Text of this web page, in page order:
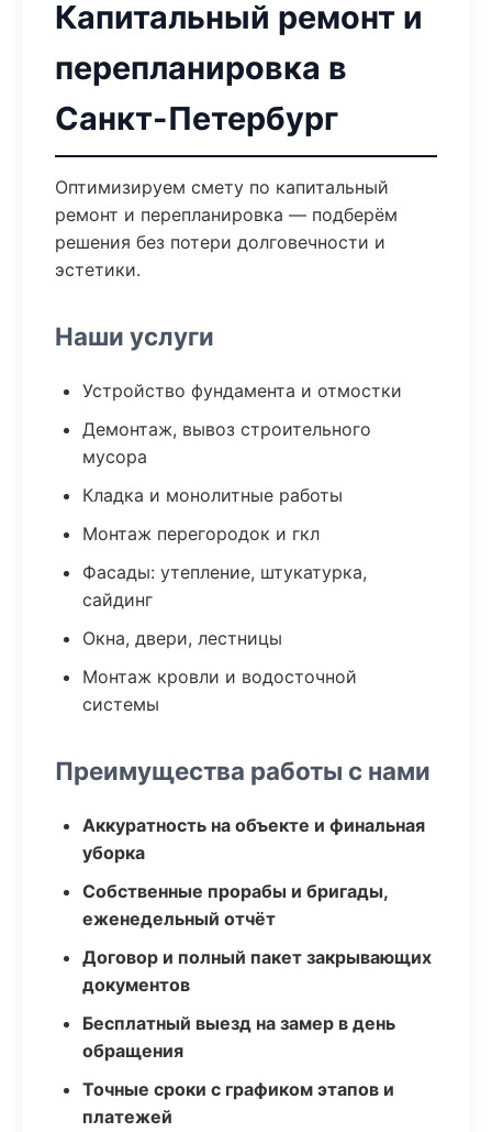
Капитальный ремонт и
перепланировка в
Санкт-Петербург
Оптимизируем смету по капитальный
ремонт и перепланировка — подберём
решения без потери долговечности и
эстетики.
Наши услуги
Устройство фундамента и отмостки
Демонтаж, вывоз строительного
мусора
Кладка и монолитные работы
Монтаж перегородок и гкл
Фасады: утепление, штукатурка,
сайдинг
Окна, двери, лестницы
Монтаж кровли и водосточной
системы
Преимущества работы с нами
Аккуратность на объекте и финальная
уборка
Собственные прорабы и бригады,
еженедельный отчёт
Договор и полный пакет закрывающих
документов
Бесплатный выезд на замер в день
обращения
Точные сроки с графиком этапов и
платежей